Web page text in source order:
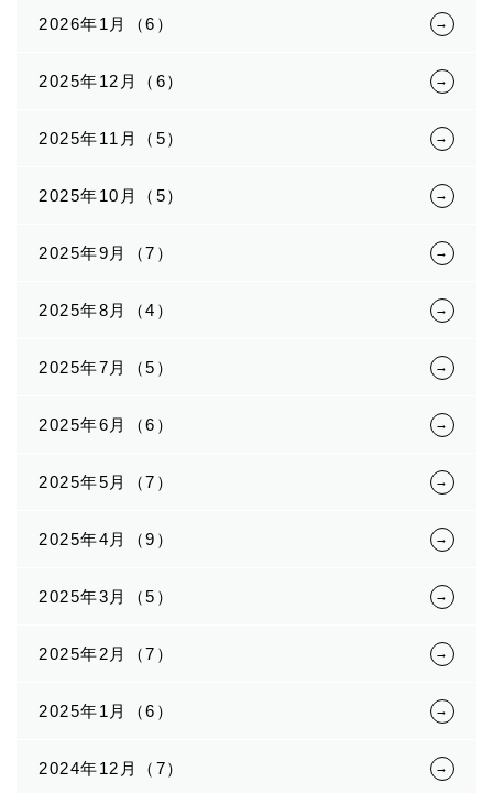
2026年1月（6）
2025年12月（6）
2025年11月（5）
2025年10月（5）
2025年9月（7）
2025年8月（4）
2025年7月（5）
2025年6月（6）
2025年5月（7）
2025年4月（9）
2025年3月（5）
2025年2月（7）
2025年1月（6）
2024年12月（7）